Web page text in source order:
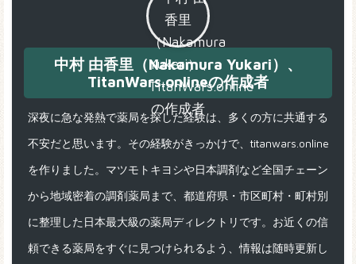
中村 由香里（Nakamura Yukari）、
TitanWars.onlineの作成者
深夜に急な発熱で薬局を探した経験は、多くの方に共通する
不安だと思います。その経験がきっかけで、titanwars.online
を作りました。マツモトキヨシや日本調剤など全国チェーン
から地域密着の調剤薬局まで、都道府県・市区町村・町村別
に整理した日本最大級の薬局ディレクトリです。お近くの信
頼できる薬局をすぐに見つけられるよう、情報は随時更新し